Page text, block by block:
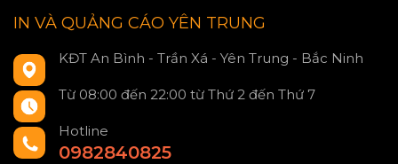
IN VÀ QUẢNG CÁO YÊN TRUNG
KĐT An Bình - Trần Xá - Yên Trung - Bắc Ninh
Từ 08:00 đến 22:00 từ Thứ 2 đến Thứ 7
Hotline
0982840825